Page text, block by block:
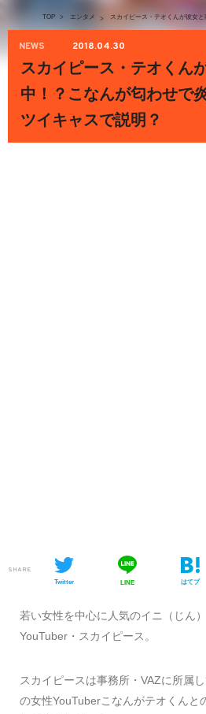
TOP > エンタメ >
NEWS 2018.04.30
スカイピース・テオくん
中！？こなんが匂わせで
ツイキャスで説明？
SHARE
Twitter LINE はてブ
若い女性を中心に人気のイニ（じん
YouTuber・スカイピース。
スカイピースは事務所・VAZに所属
の女性YouTuberこなんがテオくんと